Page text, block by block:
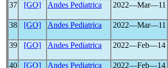
37
[GO] Andes Pediatrica 2022―Mar―11
38
[GO] Andes Pediatrica 2022―Mar―11
39
[GO] Andes Pediatrica 2022―Feb―14
40 [GO] Andes Pediatrica 2022―Feb―14